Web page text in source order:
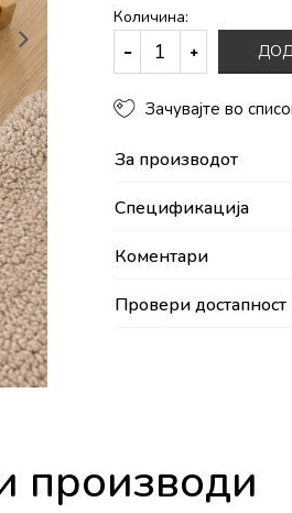
Количина:
Зачувајте во
За производот
Спецификација
Коментари
Провери
производи